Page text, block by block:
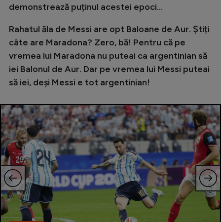
Intră în cont
Creează cont
demonstrează puținul acestei epoci...
Rahatul ăla de Messi are opt Baloane de Aur. Știți
câte are Maradona? Zero, bă! Pentru că pe
vremea lui Maradona nu puteai ca argentinian să
iei Balonul de Aur. Dar pe vremea lui Messi puteai
să iei, deși Messi e tot argentinian!